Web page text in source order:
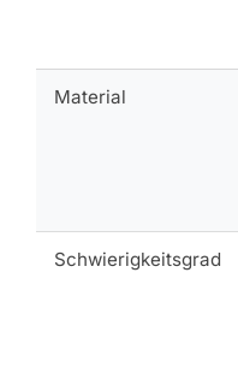
Material
Schwierigkeitsgrad